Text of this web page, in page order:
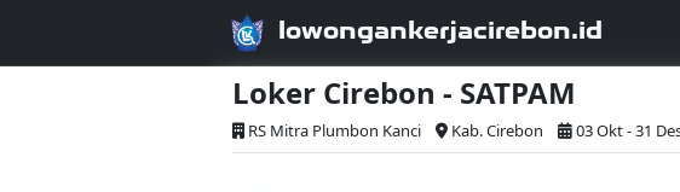
lowongankerjacirebon.id
Loker Cirebon - SATPAM
RS Mitra Plumbon Kanci Kab. Cirebon 03 Okt - 31